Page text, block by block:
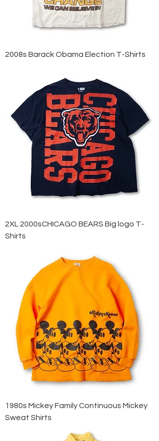
2008s Barack Obama Election T-Shirts
2XL 2000sCHICAGO BEARS Big logo T-
Shirts
1980s Mickey Family Continuous Mickey
Sweat Shirts